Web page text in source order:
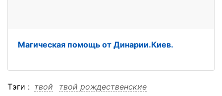
Магическая помощь от Динарии.Киев.
Тэги : твой
твой рождественские